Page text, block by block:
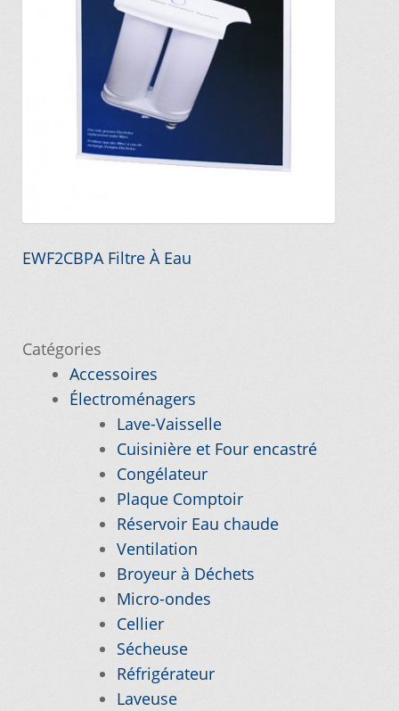
Enquiry Cart
Informations pour la livraison ou la cueillette
Joindre le Service à la Clientèle
Laveuse Whirlpool, je désire voir….
Nos promotions
Panier
Pour quel type d’appareil ?
Si vous ne trouvez pas la pièce que vous
cherchez, on l’ajoute pour vous !
Suivez votre commande
Trucs et astuces
Vous ne trouvez pas la pièce sur notre site…
Navigation
Article
EWF2CBPA Filtre À Eau
Catégories
Accessoires
Électroménagers
Lave-Vaisselle
Cuisinière et Four encastré
Congélateur
Plaque Comptoir
Réservoir Eau chaude
Ventilation
Broyeur à Déchets
Micro-ondes
Cellier
Sécheuse
Réfrigérateur
Laveuse